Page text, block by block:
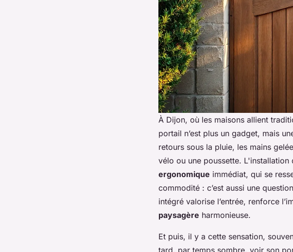
À Dijon, où les maisons allient
portail n’est plus un gadget, mais
retours sous la pluie, les mains
vélo ou une poussette. L'installation
ergonomique immédiat, qui se
commodité : c’est aussi une
intégré valorise l’entrée, renforce
paysagère harmonieuse.
Et puis, il y a cette sensation,
tard, par temps sombre, voir son